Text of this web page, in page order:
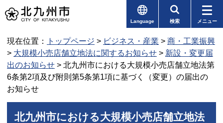
Language 検索 メニュー
現在位置： トップページ > ビジネス・産業 > 商・工業振興
> 大規模小売店舗立地法に関するお知らせ > 新設・変更届
出のお知らせ > 北九州市における大規模小売店舗立地法第
6条第2項及び附則第5条第1項に基づく（変更）の届出の
お知らせ
北九州市における大規模小売店舗立地法